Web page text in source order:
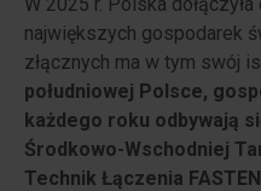
największych gospodarek
złącznych ma w tym swój
południowej Polsce,
każdego roku odbywają
Środkowo-Wschodniej
Technik Łączenia